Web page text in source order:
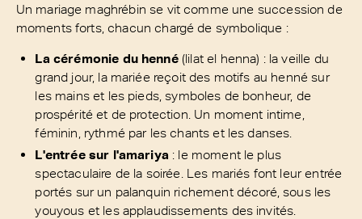
Un mariage maghrébin se vit comme une succession de
moments forts, chacun chargé de symbolique :
La cérémonie du henné(lilat el henna) : la veille du
grand jour, la mariée reçoit des motifs au henné sur
les mains et les pieds, symboles de bonheur, de
prospérité et de protection. Un moment intime,
féminin, rythmé par les chants et les danses.
L'entrée sur l'amariya : le moment le plus
spectaculaire de la soirée. Les mariés font leur entrée
portés sur un palanquin richement décoré, sous les
youyous et les applaudissements des invités.